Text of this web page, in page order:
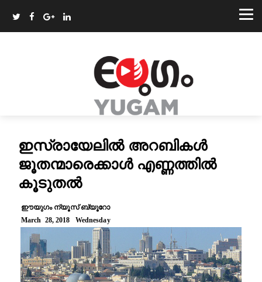
ഇസ്രായേലില്‍ അറബികൾ
ജൂതന്മാരെക്കാൾ എണ്ണത്തിൽ
കൂടുതല്‍
ഈയുഗം ന്യൂസ് ബ്യൂറോ
March 28, 2018 Wednesday